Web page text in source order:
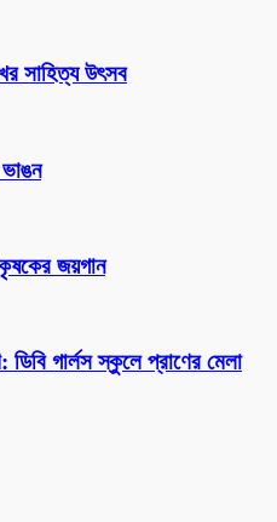
সাহিত্য উৎসব
জয়গান
গার্লস স্কুলে প্রাণের মেলা